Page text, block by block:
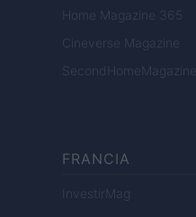
Home Magazine 365
Cineverse Magazine
SecondHomeMagazine
FRANCIA
InvestirMag